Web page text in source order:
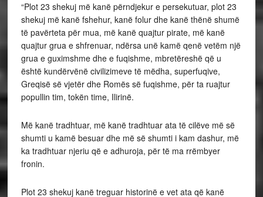
“Plot 23 shekuj më kanë përndjekur e persekutuar, plot 23
shekuj më kanë fshehur, kanë folur dhe kanë thënë shumë
të pavërteta për mua, më kanë quajtur pirate, më kanë
quajtur grua e shfrenuar, ndërsa unë kamë qenë vetëm një
grua e guximshme dhe e fuqishme, mbretëreshë që u
është kundërvënë civilizimeve të mëdha, superfuqive,
Greqisë së vjetër dhe Romës së fuqishme, për ta ruajtur
popullin tim, tokën time, Ilirinë.
Më kanë tradhtuar, më kanë tradhtuar ata të cilëve më së
shumti u kamë besuar dhe më së shumti i kam dashur, më
ka tradhtuar njeriu që e adhuroja, për të ma rrëmbyer
fronin.
Plot 23 shekuj kanë treguar historinë e vet ata që kanë